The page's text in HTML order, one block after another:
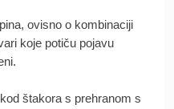
ovisno o kombinaciji
koje potiču pojavu
štakora s prehranom s